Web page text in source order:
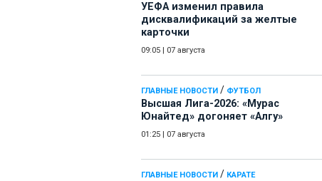
УЕФА изменил правила
дисквалификаций за желтые
карточки
09:05 07 августа
ГЛАВНЫЕ НОВОСТИ / ФУТБОЛ
Высшая Лига-2026: «Мурас
Юнайтед» догоняет «Алгу»
01:25 07 августа
ГЛАВНЫЕ НОВОСТИ / КАРАТЕ